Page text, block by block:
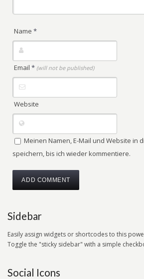
Name*
Email* (will not be published)
Website
Meinen Namen, E-Mail und Website in
speichern, bis ich wieder kommentiere.
Sidebar
Easily assign widgets or shortcodes to this
Toggle the "sticky sidebar" with a simple
Social Icons